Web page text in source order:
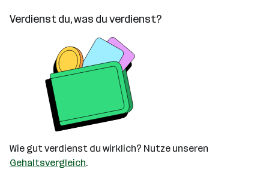
Verdienst du, was du verdienst?
Wie gut verdienst du wirklich? Nutze unseren
Gehaltsvergleich.